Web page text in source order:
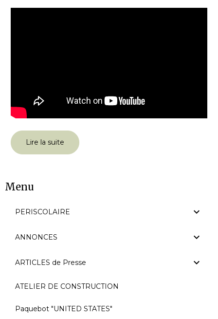
Lire la suite
Menu
PERISCOLAIRE
ANNONCES
ARTICLES de Presse
ATELIER DE CONSTRUCTION
Paquebot "UNITED STATES"